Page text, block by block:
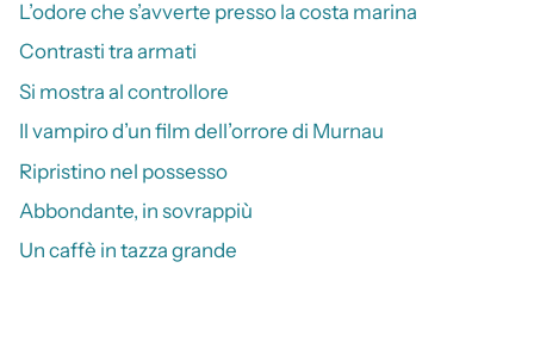
L’odore che s’avverte presso la costa marina
Contrasti tra armati
Si mostra al controllore
Il vampiro d’un film dell’orrore di Murnau
Ripristino nel possesso
Abbondante, in sovrappiù
Un caffè in tazza grande